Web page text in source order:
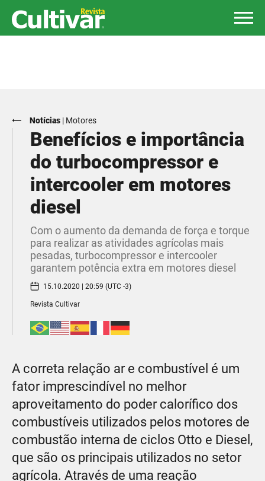
Notícias | Motores
Benefícios e importância
do turbocompressor e
intercooler em motores
diesel
Com o aumento da demanda de força e torque
para realizar as atividades agrícolas mais
pesadas, turbocompressor e intercooler
garantem potência extra em motores diesel
15.10.2020 | 20:59 (UTC -3)
Revista Cultivar
A correta relação ar e combustível é um
fator imprescindível no melhor
aproveitamento do poder calorífico dos
combustíveis utilizados pelos motores de
combustão interna de ciclos Otto e Diesel,
que são os principais utilizados no setor
agrícola. Através de uma reação